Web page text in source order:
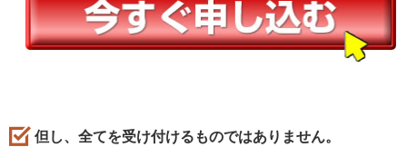
但し、全てを受け付けるものではありません。